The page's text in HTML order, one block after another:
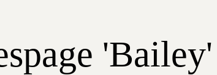
'Bailey'